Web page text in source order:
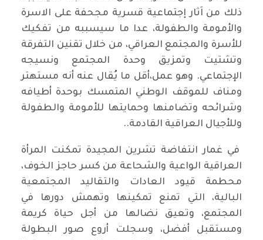
ذلك من اَثار إجتماعية قسرية مجحفة على الاسرة
والأمومة والطفولة، عدا ما سيسببه من تفكيك
للأسرة والمجتمع العراقي، من خلال تقنين التفرقة
وتشتيت وتمزيق وحدة المجتمع ونسيجه
الإجتماعي. وهو عمل،أقل ما يُقال عنه أنه مستهتر
ومناف للموقف الوطني المتمسك بوحدة أطيافه
وشرائحه وتضامنها وحمايتها للأمومة والطفولة
وللأجيال العراقية القادمة..
في غمار انتفاضة تشرين المجيدة تمكنت المرأة
العراقية الواعية والشحاعة من كسر حاجز الخوف،
محطمة قيود العادات والتقاليد المجتمعية
البالية، التي تمنع تمكينها وتهمش دورها في
المجتمع، وتعيق نضالها من أجل حياة كريمة
ومستقبل أفضل، وسجلت أروع صور البطولة